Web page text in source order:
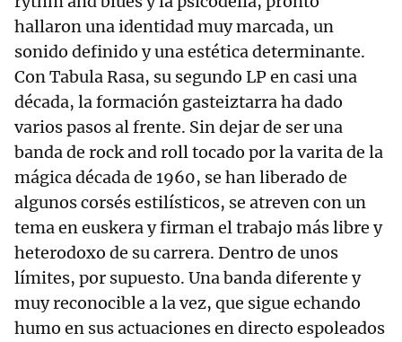
hallaron una identidad muy marcada, un
sonido definido y una estética determinante.
Con Tabula Rasa, su segundo LP en casi una
década, la formación gasteiztarra ha dado
varios pasos al frente. Sin dejar de ser una
banda de rock and roll tocado por la varita de la
mágica década de 1960, se han liberado de
algunos corsés estilísticos, se atreven con un
tema en euskera y firman el trabajo más libre y
heterodoxo de su carrera. Dentro de unos
límites, por supuesto. Una banda diferente y
muy reconocible a la vez, que sigue echando
humo en sus actuaciones en directo espoleados